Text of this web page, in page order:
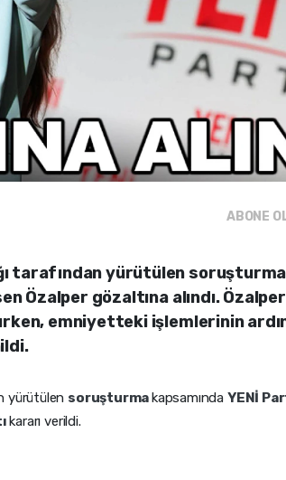
ABONE
tarafından yürütülen
Özalper gözaltına alındı.
emniyetteki işlemlerinin
yürütülen soruşturmakapsamında YENİ
kararı verildi.